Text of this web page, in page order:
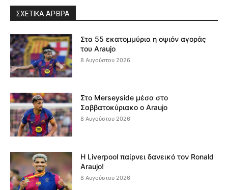
ΣΧΕΤΙΚΆ ΆΡΘΡΑ
Στα 55 εκατομμύρια η οψιόν αγοράς
του Araujo
8 Αυγούστου 2026
Στο Merseyside μέσα στο
Σαββατοκύριακο ο Araujo
8 Αυγούστου 2026
Η Liverpool παίρνει δανεικό τον Ronald
Araujo!
8 Αυγούστου 2026